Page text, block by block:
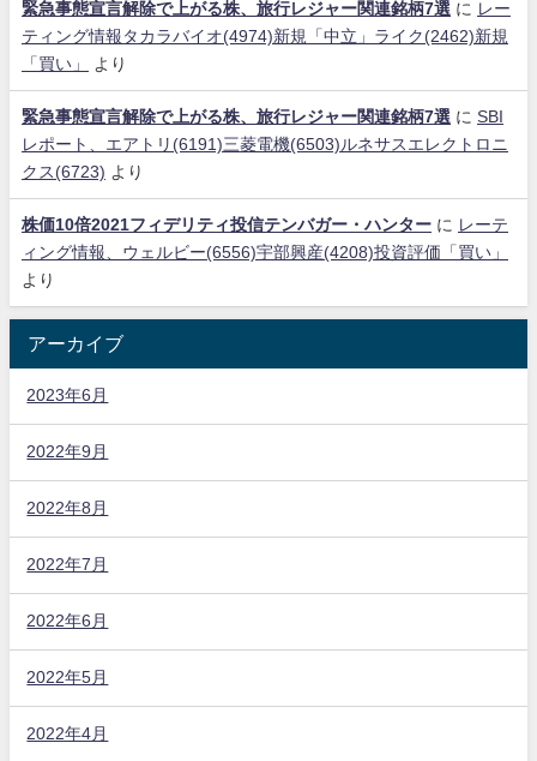
緊急事態宣言解除で上がる株、旅行レジャー関連銘柄7選 に レー
ティング情報タカラバイオ(4974)新規「中立」ライク(2462)新規
「買い」
より
緊急事態宣言解除で上がる株、旅行レジャー関連銘柄7選 に SBI
レポート、エアトリ(6191)三菱電機(6503)ルネサスエレクトロニ
クス(6723) より
株価10倍2021フィデリティ投信テンバガー・ハンター に レーテ
ィング情報、ウェルビー(6556)宇部興産(4208)投資評価「買い」
より
アーカイブ
2023年6月
2022年9月
2022年8月
2022年7月
2022年6月
2022年5月
2022年4月